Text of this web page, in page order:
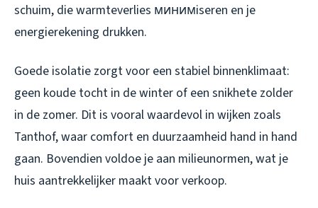
schuim, die warmteverlies минимiseren en je
energierekening drukken.
Goede isolatie zorgt voor een stabiel binnenklimaat:
geen koude tocht in de winter of een snikhete zolder
in de zomer. Dit is vooral waardevol in wijken zoals
Tanthof, waar comfort en duurzaamheid hand in hand
gaan. Bovendien voldoe je aan milieunormen, wat je
huis aantrekkelijker maakt voor verkoop.